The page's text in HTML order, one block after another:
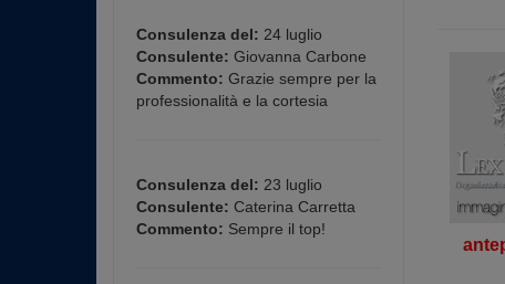
Consulenza del: 24 luglio
Consulente: Giovanna Carbone
Commento: Grazie sempre per la
professionalità e la cortesia
Consulenza del: 23 luglio
Consulente: Caterina Carretta
Commento: Sempre il top!